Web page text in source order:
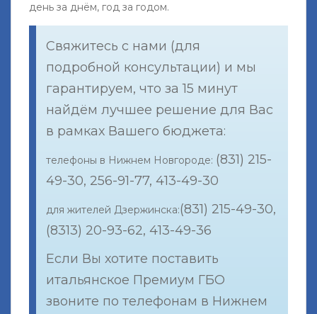
день за днём, год за годом.
Свяжитесь с нами (для
подробной консультации) и мы
гарантируем, что за 15 минут
найдём лучшее решение для Вас
в рамках Вашего бюджета:
телефоны в Нижнем Новгороде: (831) 215-
49-30, 256-91-77, 413-49-30
для жителей Дзержинска:(831) 215-49-30,
(8313) 20-93-62, 413-49-36
Если Вы хотите поставить
итальянское Премиум ГБО
звоните по телефонам в Нижнем